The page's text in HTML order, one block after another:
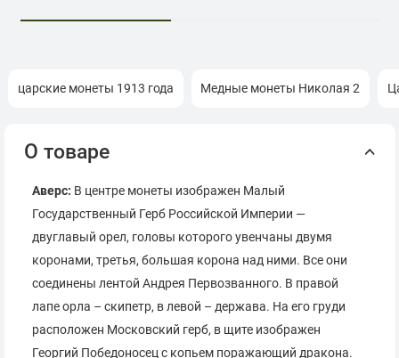
царские монеты 1913 года Медные монеты Николая 2
О товаре
Аверс: В центре монеты изображен Малый
Государственный Герб Российской Империи —
двуглавый орел, головы которого увенчаны двумя
коронами, третья, большая корона над ними. Все они
соединены лентой Андрея Первозванного. В правой
лапе орла – скипетр, в левой – держава. На его груди
расположен Московский герб, в щите изображен
Георгий Победоносец с копьем поражающий дракона.